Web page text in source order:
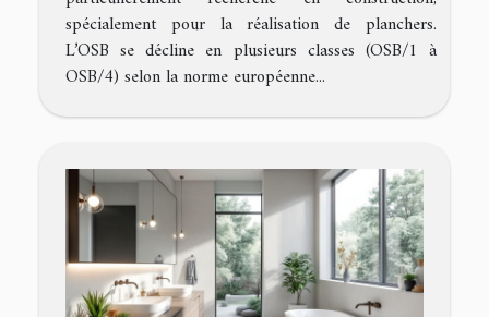
spécialement pour la réalisation de planchers.
L’OSB se décline en plusieurs classes (OSB/1 à
OSB/4) selon la norme européenne...